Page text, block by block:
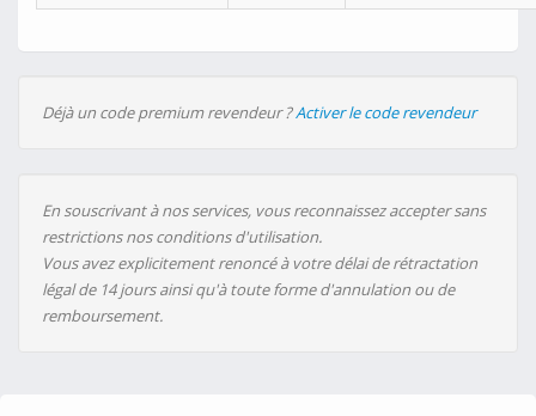
Déjà un code premium revendeur ?Activer le code revendeur
En souscrivant à nos services, vous reconnaissez accepter sans
restrictions nos conditions d'utilisation.
Vous avez explicitement renoncé à votre délai de rétractation
légal de 14 jours ainsi qu'à toute forme d'annulation ou de
remboursement.